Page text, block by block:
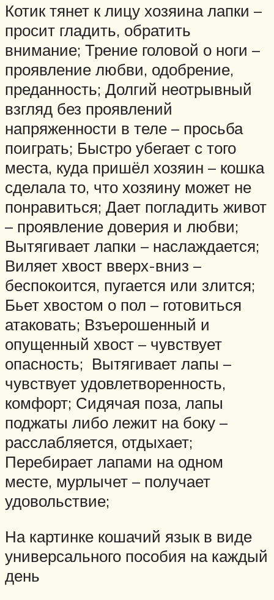
Котик тянет к лицу хозяина лапки –
просит гладить, обратить
внимание; Трение головой о ноги –
проявление любви, одобрение,
преданность; Долгий неотрывный
взгляд без проявлений
напряженности в теле – просьба
поиграть; Быстро убегает с того
места, куда пришёл хозяин – кошка
сделала то, что хозяину может не
понравиться; Дает погладить живот
– проявление доверия и любви;
Вытягивает лапки – наслаждается;
Виляет хвост вверх-вниз –
беспокоится, пугается или злится;
Бьет хвостом о пол – готовиться
атаковать; Взъерошенный и
опущенный хвост – чувствует
опасность; Вытягивает лапы –
чувствует удовлетворенность,
комфорт; Сидячая поза, лапы
поджаты либо лежит на боку –
расслабляется, отдыхает;
Перебирает лапами на одном
месте, мурлычет – получает
удовольствие;
На картинке кошачий язык в виде
универсального пособия на каждый
день